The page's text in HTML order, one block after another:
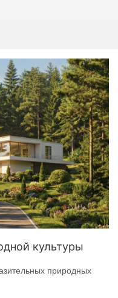
культуры
природных